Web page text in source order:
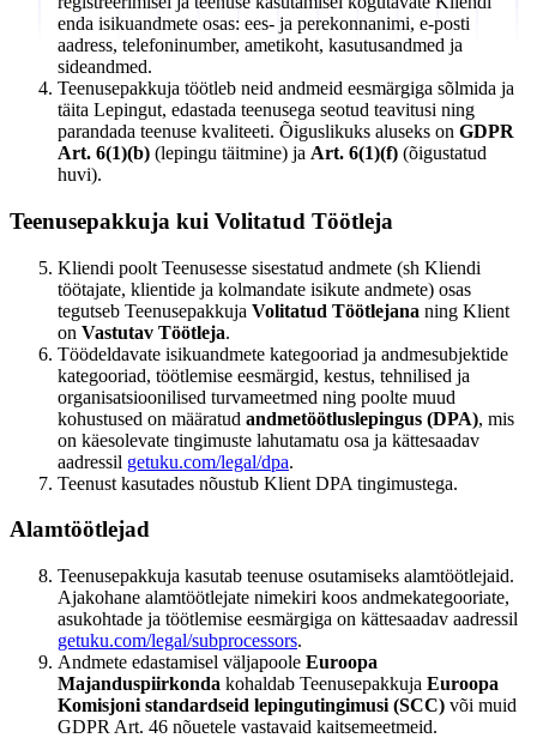
enda isikuandmete osas: ees- ja perekonnanimi, e-posti
aadress, telefoninumber, ametikoht, kasutusandmed ja
sideandmed.
Teenusepakkuja töötleb neid andmeid eesmärgiga sõlmida ja
täita Lepingut, edastada teenusega seotud teavitusi ning
parandada teenuse kvaliteeti. Õiguslikuks aluseks on GDPR
Art. 6(1)(b) (lepingu täitmine) ja Art. 6(1)(f) (õigustatud
huvi).
Teenusepakkuja kui Volitatud Töötleja
Kliendi poolt Teenusesse sisestatud andmete (sh Kliendi
töötajate, klientide ja kolmandate isikute andmete) osas
tegutseb Teenusepakkuja Volitatud Töötlejana ning Klient
on Vastutav Töötleja.
Töödeldavate isikuandmete kategooriad ja andmesubjektide
kategooriad, töötlemise eesmärgid, kestus, tehnilised ja
organisatsioonilised turvameetmed ning poolte muud
kohustused on määratud andmetöötluslepingus (DPA), mis
on käesolevate tingimuste lahutamatu osa ja kättesaadav
aadressil getuku.com/legal/dpa.
Teenust kasutades nõustub Klient DPA tingimustega.
Alamtöötlejad
Teenusepakkuja kasutab teenuse osutamiseks alamtöötlejaid.
Ajakohane alamtöötlejate nimekiri koos andmekategooriate,
asukohtade ja töötlemise eesmärgiga on kättesaadav aadressil
getuku.com/legal/subprocessors.
Andmete edastamisel väljapoole Euroopa
Majanduspiirkonda kohaldab Teenusepakkuja Euroopa
Komisjoni standardseid lepingutingimusi (SCC) või muid
GDPR Art. 46 nõuetele vastavaid kaitsemeetmeid.